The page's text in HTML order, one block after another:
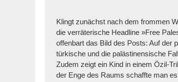
Klingt zunächst nach dem frommen
die verräterische Headline »Free
offenbart das Bild des Posts: Auf der
türkische und die palästinensische
Zudem zeigt ein Kind in einem Özil-
der Enge des Raums schaffte man